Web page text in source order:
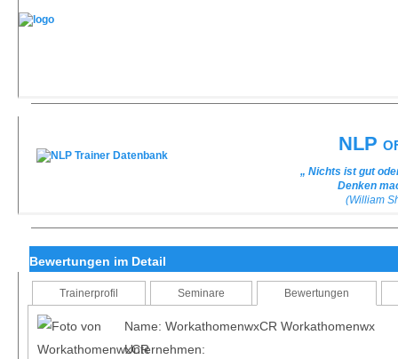
NLP
„ Nichts ist gut
Denken
(William
Bewertungen im Detail
Trainerprofil Seminare Bewertungen
Name: WorkathomenwxCR Workathomenwx
Unternehmen: